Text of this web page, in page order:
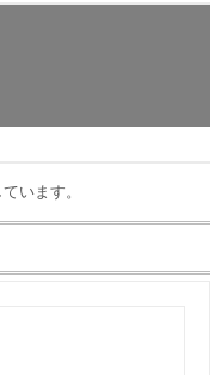
います。